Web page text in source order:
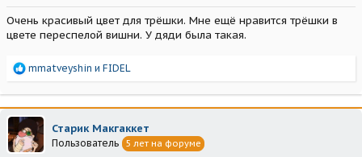
Очень красивый цвет для трëшки. Мне ещё нравится трëшки в
цвете переспелой вишни. У дяди была такая.
Р
а
к
ц
и
и
mmatveyshin и FIDEL
Старик Макгаккет
Пользователь 5 лет на форуме